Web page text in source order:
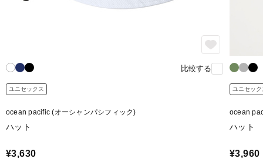
比較する
ユニセックス
ocean pacific (オーシャンパシフィック)
ハット
¥3,630
ユニセック
ocean
ハット
¥3,960